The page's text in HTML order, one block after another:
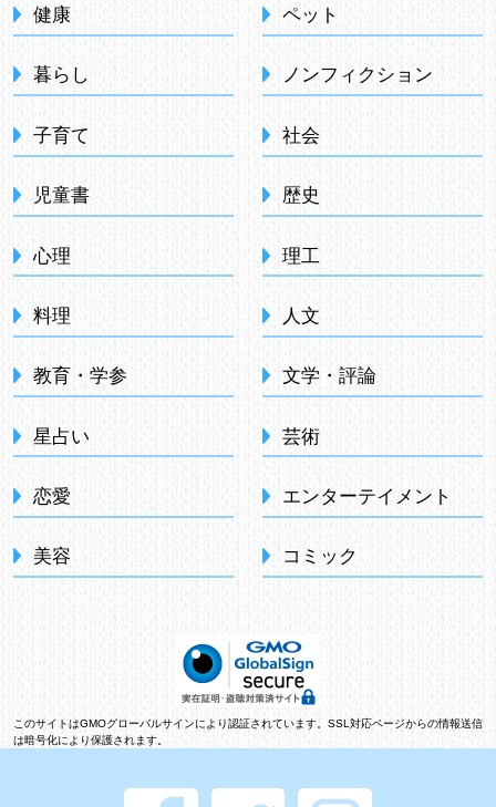
健康
暮らし
子育て
児童書
心理
料理
教育・学参
星占い
恋愛
美容
ペット
ノンフィクション
社会
歴史
理工
人文
文学・評論
芸術
エンターテイメント
コミック
このサイトはGMOグローバルサインにより認証されています。SSL対応ページからの情報送信
は暗号化により保護されます。